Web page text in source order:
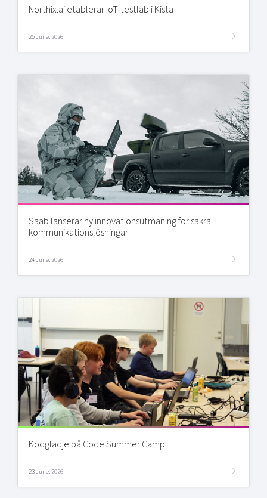
Northix.ai etablerar IoT-testlab i Kista
25 June, 2026
Saab lanserar ny innovationsutmaning för säkra
kommunikationslösningar
24 June, 2026
Kodglädje på Code Summer Camp
23 June, 2026